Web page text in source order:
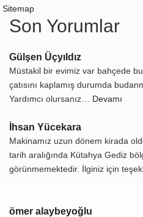
Sitemap
Son Yorumlar
Gülşen Üçyıldız
Müstakil bir evimiz var bahçede
çatısını kaplamış durumda
Yardımcı olursanız… Devamı
İhsan Yücekara
Makinamız uzun dönem kirada
tarih aralığında Kütahya Gediz
görünmemektedir. İlginiz için
ömer alaybeyoğlu